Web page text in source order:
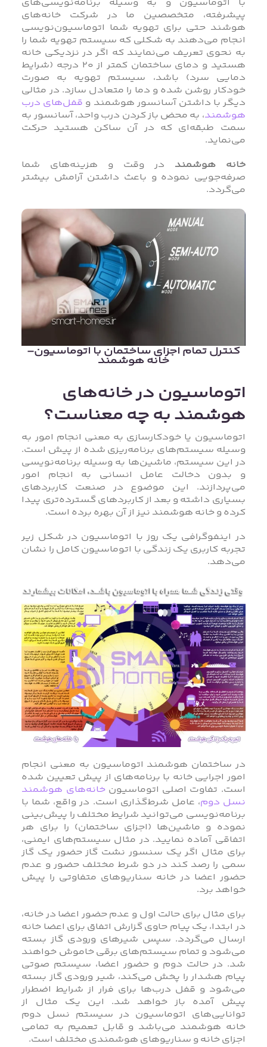
با اتوماسیون و به وسیله برنامه‌نویسی‌های
پیشرفته، متخصصین ما در شرکت خانه‌های
هوشند حتی برای تهویه شما اتوماسیون‌نویسی
انجام می‌دهند به شکلی که سیستم تهویه شما را
به نحوی تعریف می‌نمایند که اگر در نزدیکی خانه
هستید و دمای ساختمان کمتر از 20 درجه (شرایط
دمایی سرد) باشد، سیستم تهویه به صورت
خودکار روشن شده و دما را متعادل سازد. در مثالی
دیگر با داشتن آسانسور هوشمند و قفل‌های درب
هوشمند، به محض باز کردن درب واحد، آسانسور به
سمت طبقه‌ای که در آن ساکن هستید حرکت
می‌نماید.
خانه هوشمند در وقت و هزینه‌های شما
صرفه‌جویی نموده و باعث داشتن آرامش بیشتر
می‌گردد.
کنترل تمام اجزای ساختمان با اتوماسیون-
خانه هوشمند
اتوماسیون در خانه‌های
هوشمند به چه معناست؟
اتوماسیون یا خودکارسازی به معنی انجام امور به
وسیله سیستم‌های برنامه‌ریزی شده از پیش است.
در این سیستم، ماشین‌ها به وسیله برنامه‌نویسی
و بدون دخالت عامل انسانی به انجام امور
می‌پردازند. این موضوع در صنعت کاربردهای
بسیاری داشته و بعد از کاربردهای گسترده‌تری پیدا
کرده و خانه هوشمند نیز از آن بهره برده است.
در اینفوگرافی یک روز با اتوماسیون در شکل زیر
تجربه کاربری یک زندگی با اتوماسیون کامل را نشان
می‌دهد.
در ساختمان هوشمند اتوماسیون به معنی انجام
امور اجرایی خانه با برنامه‌های از پیش تعیین شده
است. تفاوت اصلی اتوماسیونخانه‌های هوشمند
نسل دوم، عامل شرط‌گذاری است. در واقع، شما با
برنامه‌نویسی می‌توانید شرایط مختلف را پیش‌بینی
نموده و ماشین‌ها (اجزای ساختمان) را برای هر
اتفاقی آماده نمایید. در مثال سیستم‌های ایمنی،
برای مثال اگر یک سنسور نشت گاز حضور یک گاز
سمی را رصد کند در دو شرط مختلف حضور و عدم
حضور اعضا در خانه سناریوهای متفاوتی را پیش
خواهد برد.
برای مثال برای حالت اول و عدم حضور اعضا در خانه،
در ابتدا، یک پیام حاوی گزارش اتفاق برای اعضا خانه
ارسال می‌گردد. سپس شیرهای ورودی گاز بسته
می‌شود و تمام سیستم‌های برقی خاموش خواهند
شد. در حالت دوم و حضور اعضا، سیستم صوتی
پیام هشدار را پخش می‌کند، شیر ورودی گاز بسته
می‌شود و قفل درب‌ها برای فرار از شرایط اضطرار
پیش آمده باز خواهد شد. این یک مثال از
توانایی‌های اتوماسیون در سیستم نسل دوم
خانه هوشمند می‌باشد و قابل تعمیم به تمامی
اجزای خانه و سناریوهای هوشمندی مختلف است.